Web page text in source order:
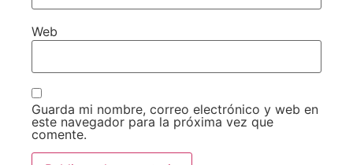
Web
Guarda mi nombre, correo electrónico y web en
este navegador para la próxima vez que
comente.